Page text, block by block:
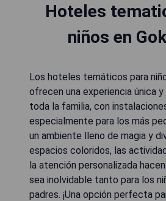
Hoteles
niños en
Los hoteles temáticos para
ofrecen una experiencia única
toda la familia, con
especialmente para los más
un ambiente lleno de magia y
espacios coloridos, las
la atención personalizada
sea inolvidable tanto para los
padres. ¡Una opción perfecta